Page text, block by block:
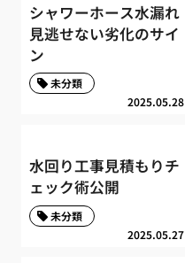
シャワーホース水漏れ
見逃せない劣化のサイ
ン
2025.05.28
未分類
水回り工事見積もりチ
ェック術公開
2025.05.27
未分類